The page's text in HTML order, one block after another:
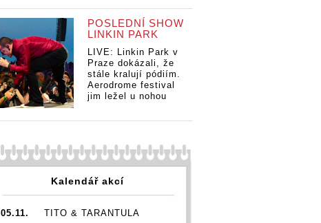
POSLEDNÍ SHOW
LINKIN PARK
LIVE: Linkin Park v
Praze dokázali, že
stále kralují pódiím.
Aerodrome festival
jim ležel u nohou
Kalendář akcí
05.11.
TITO & TARANTULA